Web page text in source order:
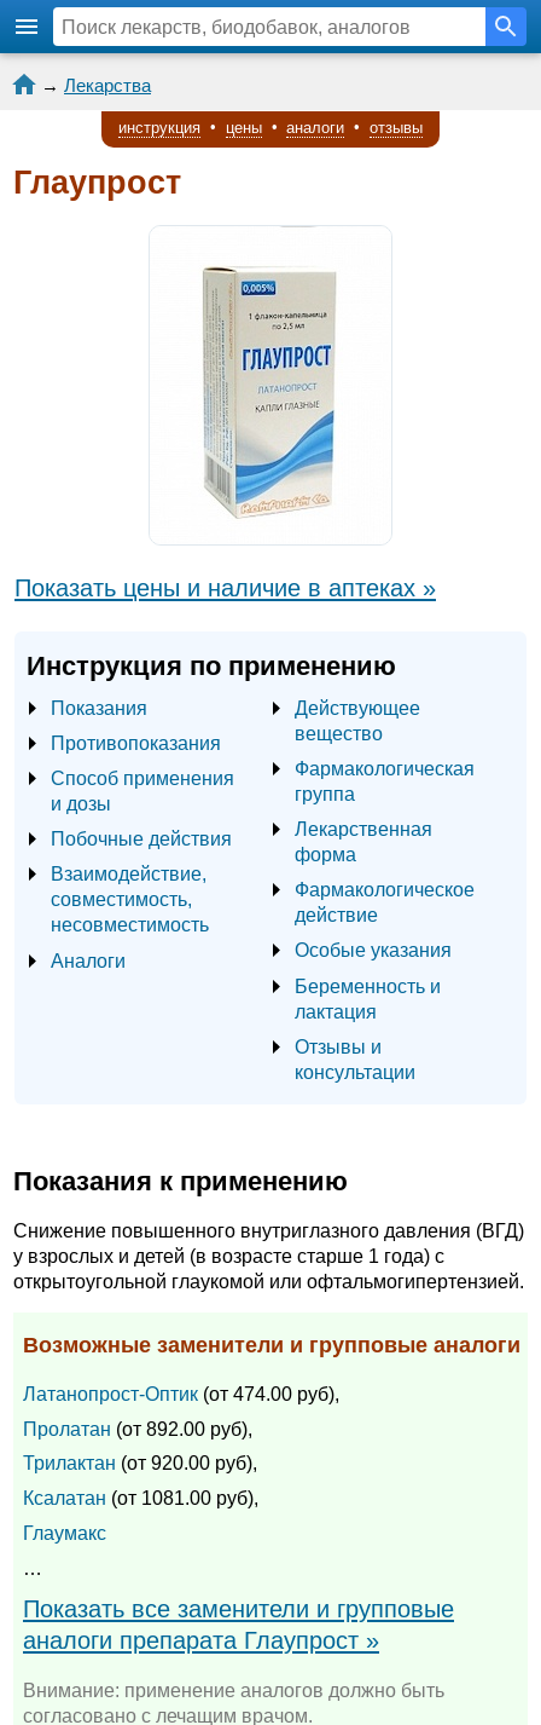
→ Лекарства
инструкция • цены • аналоги • отзывы
Глаупрост
Показать цены и наличие в аптеках »
Инструкция по применению
Показания
Противопоказания
Способ применения
и дозы
Побочные действия
Взаимодействие,
совместимость,
несовместимость
Аналоги
Действующее
вещество
Фармакологическая
группа
Лекарственная
форма
Фармакологическое
действие
Особые указания
Беременность и
лактация
Отзывы и
консультации
Показания к применению
Снижение повышенного внутриглазного давления (ВГД)
у взрослых и детей (в возрасте старше 1 года) с
открытоугольной глаукомой или офтальмогипертензией.
Возможные заменители и групповые аналоги
Латанопрост-Оптик (от 474.00 руб),
Пролатан (от 892.00 руб),
Трилактан (от 920.00 руб),
Ксалатан (от 1081.00 руб),
Глаумакс
…
Показать все заменители и групповые
аналоги препарата Глаупрост »
Внимание: применение аналогов должно быть
согласовано с лечащим врачом.